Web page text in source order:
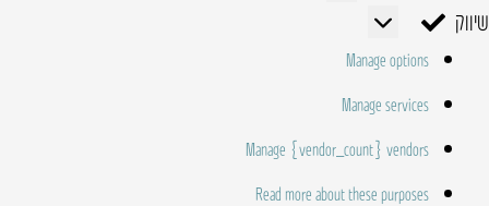
שיווק
שיווק
Manage options
Manage services
Manage {vendor_count} vendors
Read more about these purposes